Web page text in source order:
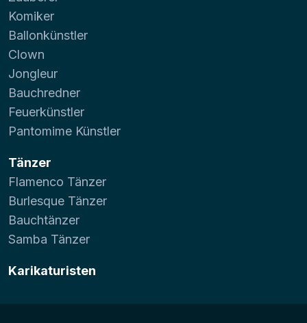
Komiker
Ballonkünstler
Clown
Jongleur
Bauchredner
Feuerkünstler
Pantomime Künstler
Tänzer
Flamenco Tänzer
Burlesque Tänzer
Bauchtänzer
Samba Tänzer
Karikaturisten